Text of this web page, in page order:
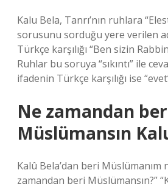
Kalu Bela, Tanrı’nın ruhlara
sorusunu sorduğu yere verilen
Türkçe karşılığı “Ben sizin
Ruhlar bu soruya “sıkıntı” ile
ifadenin Türkçe karşılığı ise
Ne zamandan
Müslümansın
Kalû Bela’dan beri Müslümanım
zamandan beri Müslümansın?”